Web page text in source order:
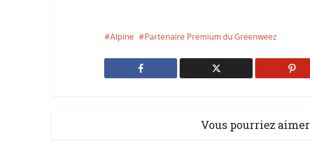
Alpine Partenaire Premium du Greenweez
Vous pourriez aimer